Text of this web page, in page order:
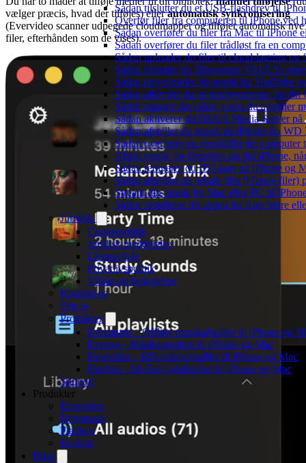
Sådan tilslutter du et USB-flashdrev til
Overfør filer fra computeren til iPhone
Sådan overfører du filer fra Mac til iPhone
Sådan overfører du filer trådløst fra en
Sådan uploader du filer til cloud-lagring
Sådan tilslutter du Bluesound VAULTs
Sådan downloader du musik fra YouTube
Sådan afbryder du en tredjepartsapp fra din
Sådan optager du video, mens du afspiller
Sådan aktiverer du DLNA Media Server
Sådan afspiller du musik på iPhone fra
Sådan overfører du musikfiler fra
Afspil musik fra Dropbox på din iPhone,
Sådan redigerer du ID3-tags på iPhone og
Sådan afspiller du lokale filer (iTunes-filer)
Stream din musik fra Mac eller PC til
Sådan installerer du appen fra App Store
Juridisk
Cookiepolitik
Juridisk meddelelse
Licensaftale
Privatlivspolitik
Vilkår og betingelser
Kontakt os
Om os
Produkter
Evermusic - Offline musikafspiller til iPhone og
Evertag - Musiktageditor til iPhone og Mac
Evervideo - HD-videoafspiller til iPhone og Mac
Flacbox - Hi-Res lydafspiller til iPhone og Mac
Support
Produkter
Evervideo
Evermusic
Flacbox
Evertag
Blog
vælger præcis, hvad der tilføjes) ellerautomatisk synkronisering
(Evervideo scanner udpegede cloudmapper og tilføjer automatisk nye
filer, efterhånden som de vises).